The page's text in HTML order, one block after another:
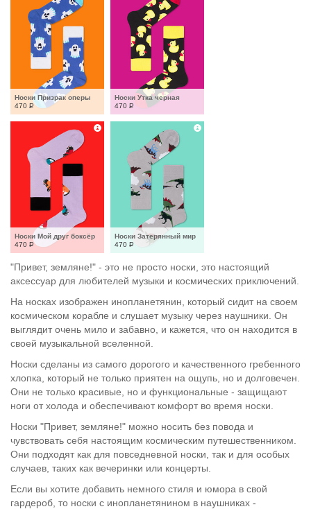
Носки Призрак оперы
470 Р
Носки Утка черная
470 Р
Носки Мой друг боксёр
470 Р
Носки Затерянный мир
470 Р
"Привет, земляне!" - это не просто носки, это настоящий
аксессуар для любителей музыки и космических приключений.
На носках изображен инопланетянин, который сидит на своем
космическом корабле и слушает музыку через наушники. Он
выглядит очень мило и забавно, и кажется, что он находится в
своей музыкальной вселенной.
Носки сделаны из самого дорогого и качественного гребенного
хлопка, который не только приятен на ощупь, но и долговечен.
Они не только красивые, но и функциональные - защищают
ноги от холода и обеспечивают комфорт во время носки.
Носки "Привет, земляне!" можно носить без повода и
чувствовать себя настоящим космическим путешественником.
Они подходят как для повседневной носки, так и для особых
случаев, таких как вечеринки или концерты.
Если вы хотите добавить немного стиля и юмора в свой
гардероб, то носки с инопланетянином в наушниках -